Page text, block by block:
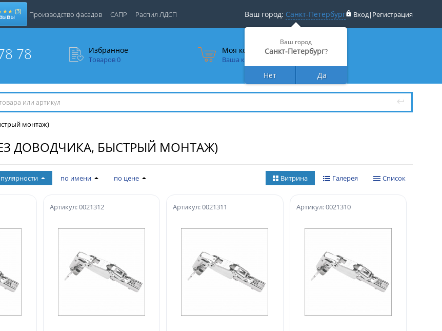
Ваш город: Санкт-Петербург
Ваш город
Санкт-Петербург?
Нет Да
Вход| Регистрация
(3) Производство фасадов САПР Распил ЛДСП
78 Избранное
Товаров0
Моя корзина
Ваша корзина пуста
монтаж)
(БЕЗ ДОВОДЧИКА, БЫСТРЫЙ МОНТАЖ)
Список
Галерея
Витрина
по имени по цене
Артикул: 0021312 Артикул: 0021311 Артикул: 0021310